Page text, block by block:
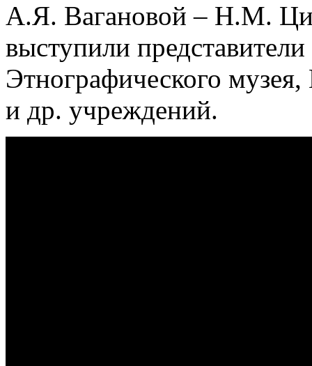
А.Я. Вагановой – Н.М.
выступили
Этнографического
и др. учреждений.